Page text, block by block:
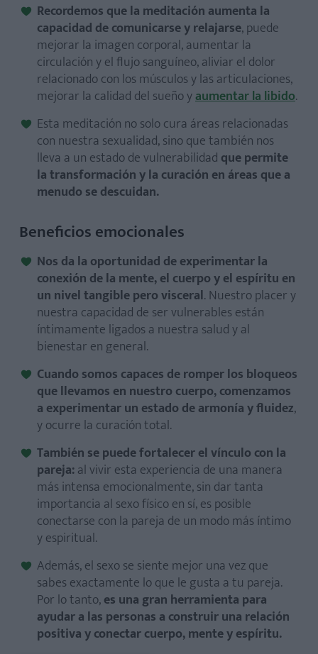
Recordemos que la meditación aumenta la
capacidad de comunicarse y relajarse, puede
mejorar la imagen corporal, aumentar la
circulación y el flujo sanguíneo, aliviar el dolor
relacionado con los músculos y las articulaciones,
mejorar la calidad del sueño yaumentar la libido.
Esta meditación no solo cura áreas relacionadas
con nuestra sexualidad, sino que también nos
lleva a un estado de vulnerabilidad que permite
la transformación y la curación en áreas que a
menudo se descuidan.
Beneficios emocionales
Nos da la oportunidad de experimentar la
conexión de la mente, el cuerpo y el espíritu en
un nivel tangible pero visceral. Nuestro placer y
nuestra capacidad de ser vulnerables están
íntimamente ligados a nuestra salud y al
bienestar en general.
Cuando somos capaces de romper los bloqueos
que llevamos en nuestro cuerpo, comenzamos
a experimentar un estado de armonía y fluidez,
y ocurre la curación total.
También se puede fortalecer el vínculo con la
pareja:al vivir esta experiencia de una manera
más intensa emocionalmente, sin dar tanta
importancia al sexo físico en sí, es posible
conectarse con la pareja de un modo más íntimo
y espiritual.
Además, el sexo se siente mejor una vez que
sabes exactamente lo que le gusta a tu pareja.
Por lo tanto,es una gran herramienta para
ayudar a las personas a construir una relación
positiva y conectar cuerpo, mente y espíritu.